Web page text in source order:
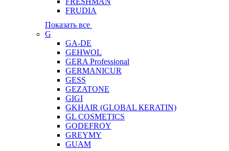
FRUDIA
Показать все
G
GA-DE
GEHWOL
GERA Professional
GERMANICUR
GESS
GEZATONE
GIGI
GKHAIR (GLOBAL КЕRATIN)
GL COSMETICS
GODEFROY
GREYMY
GUAM